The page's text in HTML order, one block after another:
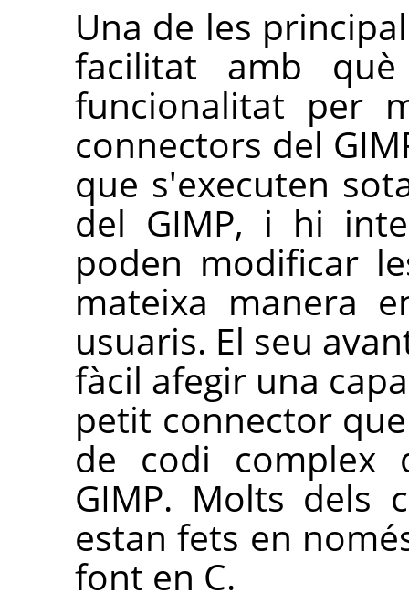
Una de les
facilitat amb
funcionalitat per
connectors del
que s'executen
del GIMP, i hi
poden modificar
mateixa manera
usuaris. El seu
fàcil afegir una
petit connector
de codi
GIMP. Molts dels
estan fets en
font en C.